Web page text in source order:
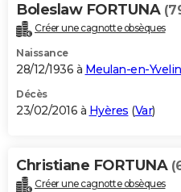
Boleslaw FORTUNA
Créer une cagnotte obsèques
Naissance
28/12/1936 à Meulan-en-
Décès
23/02/2016 à Hyères (Var)
Christiane FORTUNA
Créer une cagnotte obsèques